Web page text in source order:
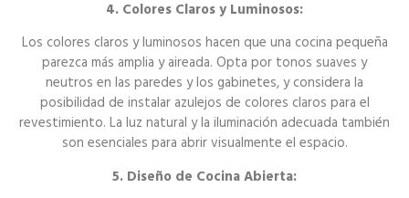
4. Colores Claros y Luminosos:
Los colores claros y luminosos hacen que una cocina pequeña
parezca más amplia y aireada. Opta por tonos suaves y
neutros en las paredes y los gabinetes, y considera la
posibilidad de instalar azulejos de colores claros para el
revestimiento. La luz natural y la iluminación adecuada también
son esenciales para abrir visualmente el espacio.
5. Diseño de Cocina Abierta: